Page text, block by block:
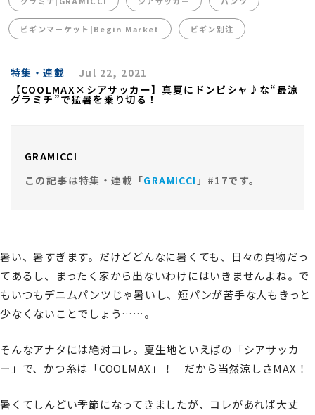
ビギンマーケット|Begin Market ビギン別注
特集・連載
Jul 22, 2021
【COOLMAX×シアサッカー】真夏にドンピシャ♪な“最涼
グラミチ”で猛暑を乗り切る！
GRAMICCI
この記事は特集・連載「GRAMICCI」#17です。
暑い、暑すぎます。だけどどんなに暑くても、日々の買物だっ
てあるし、まったく家から出ないわけにはいきませんよね。で
もいつもデニムパンツじゃ暑いし、短パンが苦手な人もきっと
少なくないことでしょう……。
そんなアナタには絶対コレ。夏生地といえばの「シアサッカ
ー」で、かつ糸は「COOLMAX」！ だから当然涼しさMAX！
暑くてしんどい季節になってきましたが、コレがあれば大丈